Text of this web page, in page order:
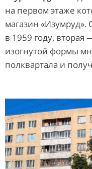
на первом этаже
магазин «Изумруд».
в 1959 году, вторая
изогнутой формы
полквартала и